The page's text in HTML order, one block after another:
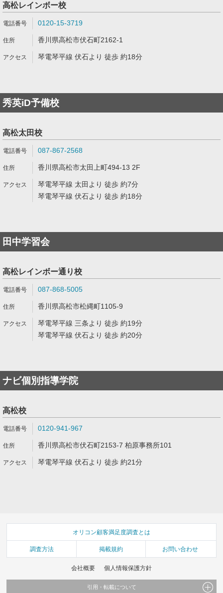
高松レインボー校
0120-15-3719
香川県高松市伏石町2162-1
琴電琴平線 伏石より 徒歩 約18分
秀英iD予備校
高松太田校
087-867-2568
香川県高松市太田上町494-13 2F
琴電琴平線 太田より 徒歩 約7分
琴電琴平線 伏石より 徒歩 約18分
田中学習会
高松レインボー通り校
087-868-5005
香川県高松市松縄町1105-9
琴電琴平線 三条より 徒歩 約19分
琴電琴平線 伏石より 徒歩 約20分
ナビ個別指導学院
高松校
0120-941-967
香川県高松市伏石町2153-7 柏原事務所101
琴電琴平線 伏石より 徒歩 約21分
オリコン顧客満足度調査とは
調査方法 掲載規約 お問い合わせ
会社概要 個人情報保護方針
引用・転載について